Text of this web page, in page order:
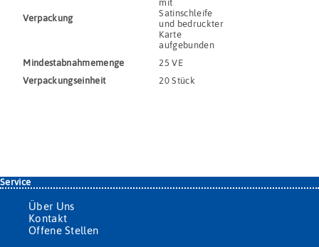
Verpackung
mit
Satinschleife
und bedruckter
Karte
aufgebunden
Mindestabnahmemenge
25 VE
Verpackungs­einheit
20 Stück
Service
Über Uns
Kontakt
Offene Stellen